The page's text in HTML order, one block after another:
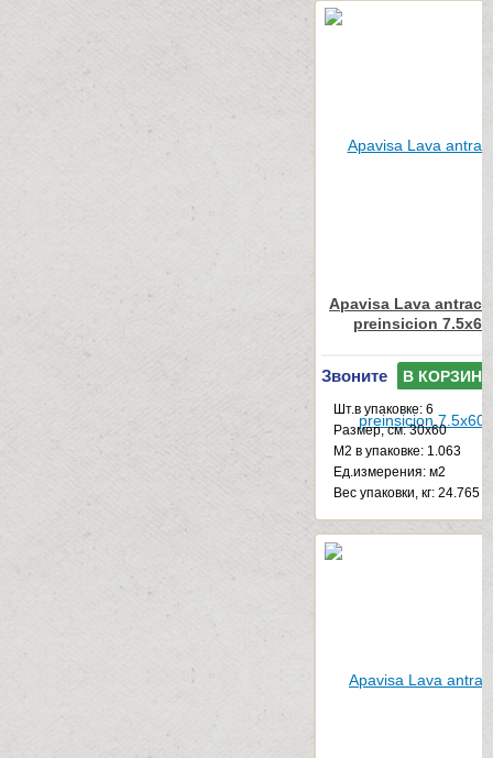
Apavisa Lava
preinsicion 7.5x60
Звоните В КОРЗИНУ
Шт.в упаковке: 6
Размер, см: 30x60
М2 в упаковке: 1.063
Ед.измерения: м2
Веc упаковки, кг: 24.765